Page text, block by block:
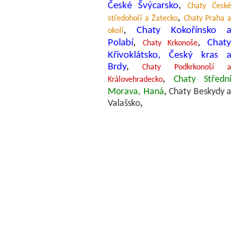
České Švýcarsko,
Chaty České
středohoří a Žatecko, Chaty Praha a
okolí, Chaty Kokořínsko a
Polabí, Chaty Krkonoše,Chaty
Křivoklátsko, Český kras a
Brdy,Chaty Podkrkonoší a
Královehradecko, Chaty Střední
Morava, Haná, Chaty Beskydy a
Valašsko,